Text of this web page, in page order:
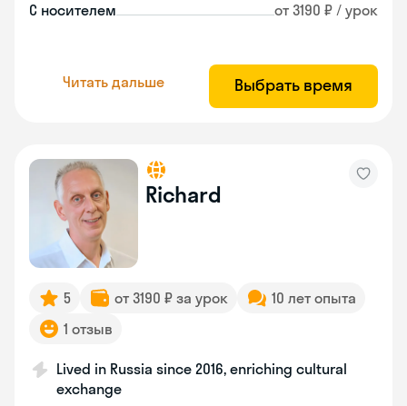
С носителем от 3190 ₽ / урок
Читать дальше Выбрать время
Richard
5 от 3190 ₽ за урок
10 лет опыта
1 отзыв
Lived in Russia since 2016, enriching cultural
exchange